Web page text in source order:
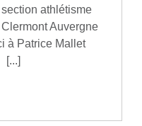
athlétisme
Auvergne
à Patrice Mallet
[...]